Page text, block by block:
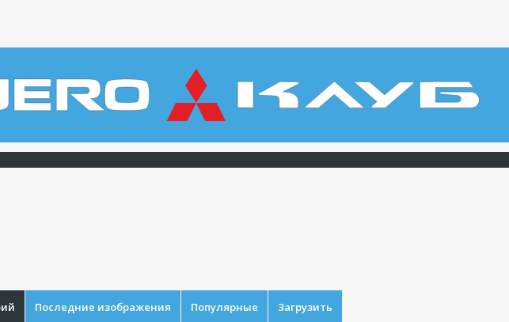
Последние изображения Популярные Загрузить